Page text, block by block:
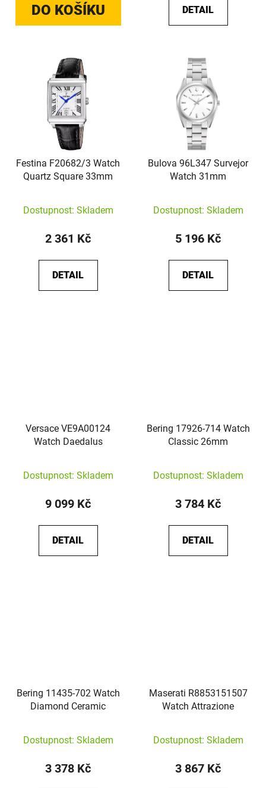
DO KOŠÍKU DETAIL
Festina F20682/3 Watch
Quartz Square 33mm
Dostupnost: Skladem
2 361 Kč
DETAIL
Bulova 96L347 Survejor
Watch 31mm
Dostupnost: Skladem
5 196 Kč
DETAIL
Versace VE9A00124
Watch Daedalus
Dostupnost: Skladem
9 099 Kč
DETAIL
Bering 17926-714 Watch
Classic 26mm
Dostupnost: Skladem
3 784 Kč
DETAIL
Bering 11435-702 Watch
Diamond Ceramic
Dostupnost: Skladem
3 378 Kč
Maserati R8853151507
Watch Attrazione
Dostupnost: Skladem
3 867 Kč